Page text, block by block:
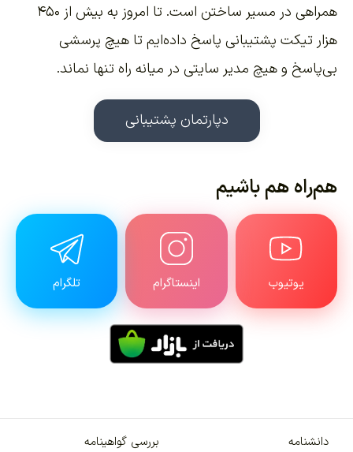
همراهی در مسیر ساختن است. تا امروز به بیش از ۴۵۰
هزار تیکت پشتیبانی پاسخ داده‌ایم تا هیچ پرسشی
بی‌پاسخ و هیچ مدیر سایتی در میانه راه تنها نماند.
دپارتمان پشتیبانی
هم‌راه هم باشیم
یوتیوب اینستاگرام تلگرام
دانشنامه بررسی گواهینامه